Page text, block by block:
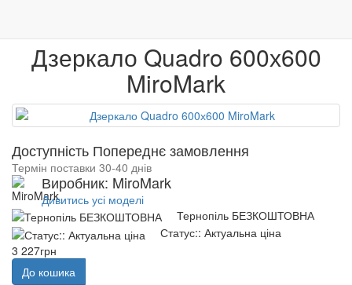
Дзеркало Quadro 600х600
MiroMark
Доступність Попереднє замовлення
Термін поставки 30-40 днів
Виробник: MiroMark
Дивитись усі моделі
Тернопіль БЕЗКОШТОВНА
Статус:: Актуальна ціна
3 227грн
До кошика